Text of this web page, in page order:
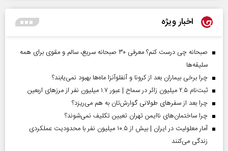
اخبار ویژه
صبحانه چی درست کنم؟ معرفی ۳۰ صبحانه سریع، سالم و مقوی برای همه
سلیقه‌ها
چرا برخی بیماران بعد از کرونا و آنفلوآنزا ماه‌ها بهبود نمی‌یابند؟
ثبت‌نام ۲.۵ میلیون زائر در سماح | عبور ۱.۷ میلیون نفر از مرز‌های اربعین
چرا بعد از سفرهای طولانی گوارش‌تان به هم می‌ریزد؟
چرا ساختمان‌های ناایمن تهران تعیین تکلیف نمی‌شوند؟
آمار معلولیت در ایران | بیش از ۱۰.۵ میلیون نفر با محدودیت عملکردی
زندگی می‌کنند